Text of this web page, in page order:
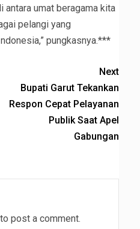
umat beragama kita
pelangi yang
pungkasnya.***
Next
‎Bupati Garut Tekankan
Respon Cepat Pelayanan
Publik Saat Apel
Gabungan
to post a comment.